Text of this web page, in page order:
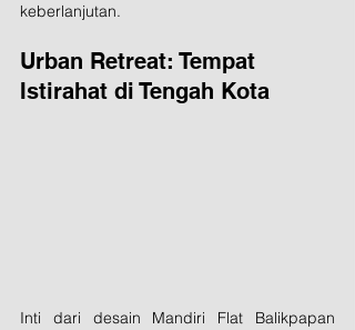
keberlanjutan.
Urban Retreat: Tempat
Istirahat di Tengah Kota
Inti dari desain Mandiri Flat Balikpapan